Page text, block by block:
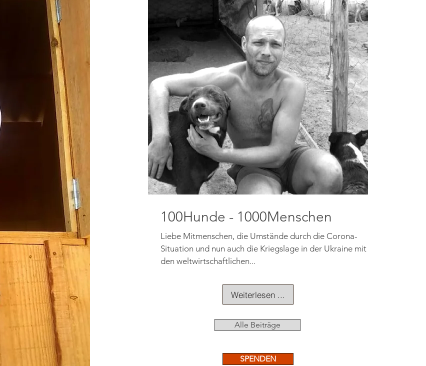
100Hunde - 1000Menschen
Liebe Mitmenschen, die Umstände durch die Corona-
Situation und nun auch die Kriegslage in der Ukraine mit all
den weltwirtschaftlichen...
Weiterlesen ...
Alle Beiträge
SPENDEN